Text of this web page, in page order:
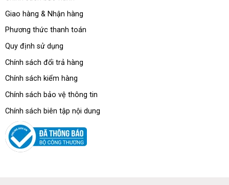
Giao hàng & Nhận hàng
Phương thức thanh toán
Quy định sử dụng
Chính sách đổi trả hàng
Chính sách kiểm hàng
Chính sách bảo vệ thông tin
Chính sách biên tập nội dung